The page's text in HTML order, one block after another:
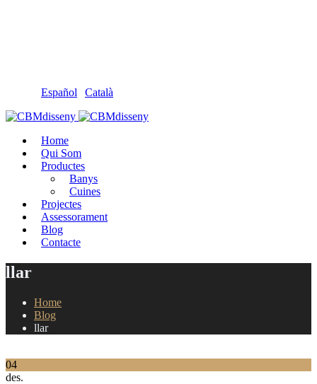
Español Català
Home
Qui Som
Productes
Banys
Cuines
Projectes
Assessorament
Blog
Contacte
llar
Home
Blog
llar
04
des.